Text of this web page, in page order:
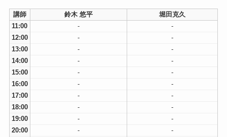
講師 鈴木 悠平
堀田克久
11:00
-
-
12:00
-
-
13:00
-
-
14:00
-
-
15:00
-
-
16:00
-
-
17:00
-
-
18:00
-
-
19:00
-
-
20:00
-
-